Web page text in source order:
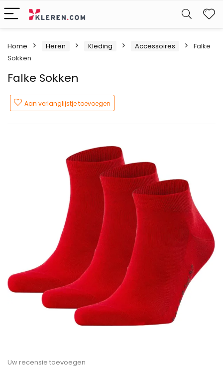
Home Heren Kleding Accessoires
Falke
Sokken
Falke Sokken
Aan verlanglijstje toevoegen
Uw recensie toevoegen